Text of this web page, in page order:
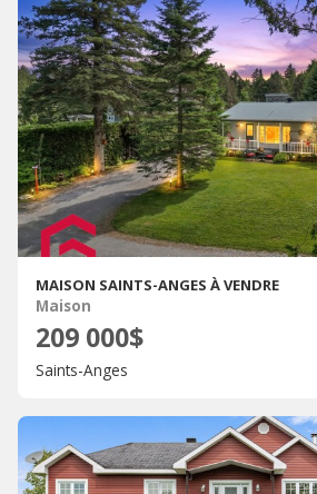
MAISON SAINTS-ANGES À VENDRE
Maison
209 000$
Saints-Anges